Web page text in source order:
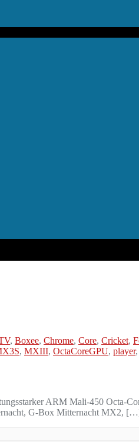
, Boxee, Chrome, Core, Cricket,
, MXIII, OctaCoreGPU, player,
ARM Mali-450 Octa-
G-Box Mitternacht MX2,